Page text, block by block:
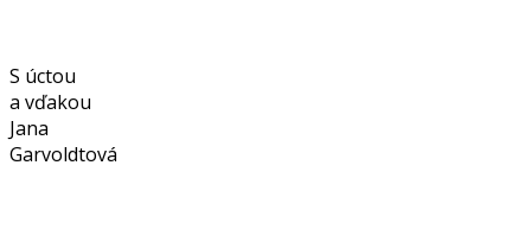
S úctou
a vďakou
Jana
Garvoldtová